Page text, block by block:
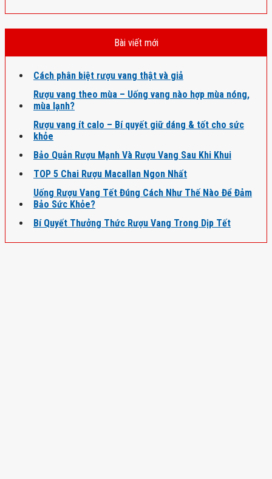
Bài viết mới
Cách phân biệt rượu vang thật và giả
Rượu vang theo mùa – Uống vang nào hợp mùa nóng,
mùa lạnh?
Rượu vang ít calo – Bí quyết giữ dáng & tốt cho sức
khỏe
Bảo Quản Rượu Mạnh Và Rượu Vang Sau Khi Khui
TOP 5 Chai Rượu Macallan Ngon Nhất
Uống Rượu Vang Tết Đúng Cách Như Thế Nào Để Đảm
Bảo Sức Khỏe?
Bí Quyết Thưởng Thức Rượu Vang Trong Dịp Tết